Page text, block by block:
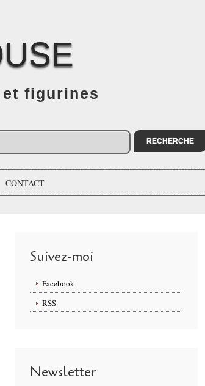
figurines
CONTACT
Suivez-moi
Facebook
RSS
Newsletter